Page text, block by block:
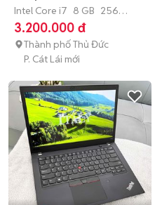
Intel Core i7 8 GB 256
GB SSD
3.200.000 đ
Thành phố Thủ Đức
P. Cát Lái mới